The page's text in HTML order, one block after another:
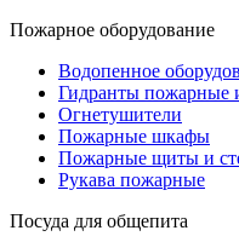
Пожарное оборудование
Водопенное
Гидранты пожарные
Огнетушители
Пожарные шкафы
Пожарные щиты и
Рукава пожарные
Посуда для общепита